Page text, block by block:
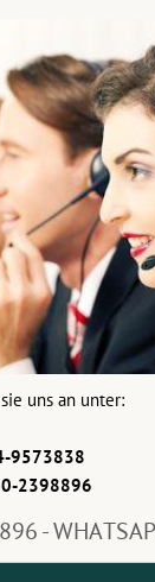
uns an unter:
9573838
2398896
-